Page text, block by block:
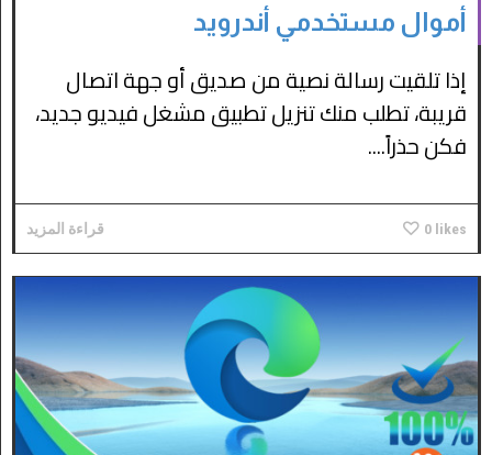
أموال مستخدمي أندرويد
إذا تلقيت رسالة نصية من صديق أو جهة اتصال
قريبة، تطلب منك تنزيل تطبيق مشغل فيديو جديد،
فكن حذراً....
0 likes قراءة المزيد